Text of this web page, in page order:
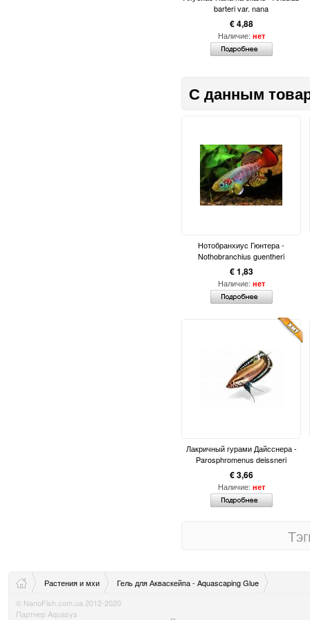
barteri var. nana
€ 4,88
Наличие: нет
С данным
Нотобранхиус Гюнтера -
Nothobranchius guentheri
€ 1,83
Наличие: нет
Лакричный гурами Дайсснера -
Parosphromenus deissneri
€ 3,66
Наличие: нет
Растения и мхи
Гель для Акваскейпа - Aquascaping Glue
© NanoFish.com.ua 2012-2020
Партнер Aquasys